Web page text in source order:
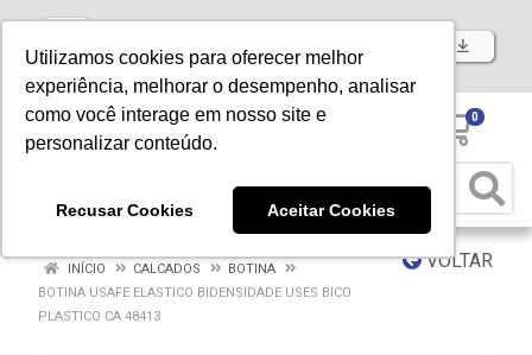
Utilizamos cookies para oferecer melhor
experiência, melhorar o desempenho, analisar
como você interage em nosso site e
personalizar conteúdo.
Recusar Cookies Aceitar Cookies
Baixe já nosso APP
0
VOLTAR
INÍCIO CALCADOS
BOTINA
BOTINA USAFE ELASTICO BIDENSIDADE USES BICO
PLASTICO CA 48413